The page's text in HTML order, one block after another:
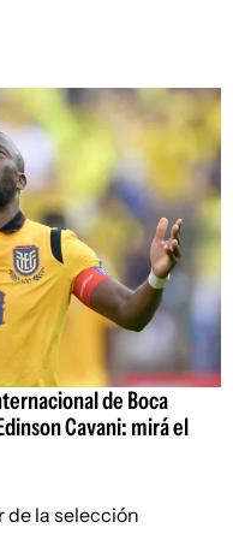
de Boca
Cavani: mirá el